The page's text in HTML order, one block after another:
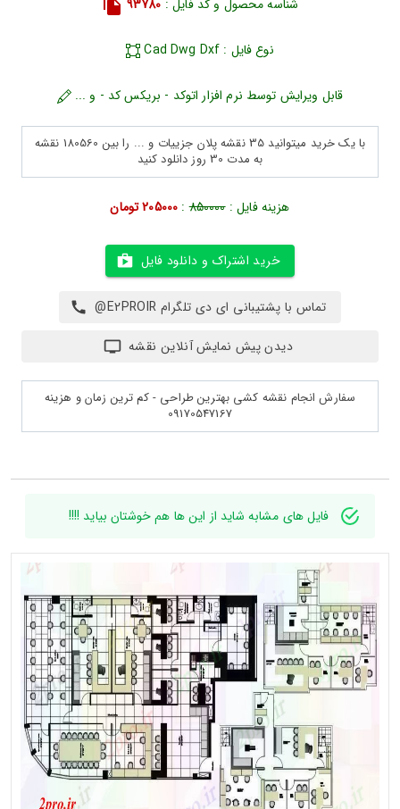
شناسه محصول و کد فایل : 93780
نوع فایل : Cad Dwg Dxf
قابل ویرایش توسط نرم افزار اتوکد - بریکس کد - و ...
با یک خرید میتوانید 35 نقشه پلان جزییات و ... را بین 180560 نقشه
به مدت 30 روز دانلود کنید
هزینه فایل :850000
: 205000 تومان
خرید اشتراک و دانلود فایل
تماس با پشتیبانی ای دی تلگرام E2PROIR@
دیدن پیش نمایش آنلاین نقشه
سفارش انجام نقشه کشی بهترین طراحی - کم ترین زمان و هزینه
09170547167
فایل های مشابه شاید از این ها هم خوشتان بیاید !!!!